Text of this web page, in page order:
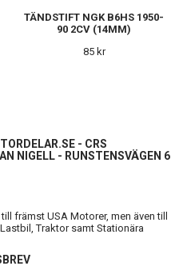
TÄNDSTIFT NGK B6HS 1950-
90 2CV (14MM)
85 kr
- CRS
NIGELL - RUNSTENSVÄGEN 6
främst USA Motorer, men även till
Traktor samt Stationära